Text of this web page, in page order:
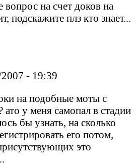
вопрос на счет доков на
подскажите плз кто знает...
- 19:39
на подобные моты с
ато у меня самопал в стадии
бы узнать, на сколько
его потом,
это